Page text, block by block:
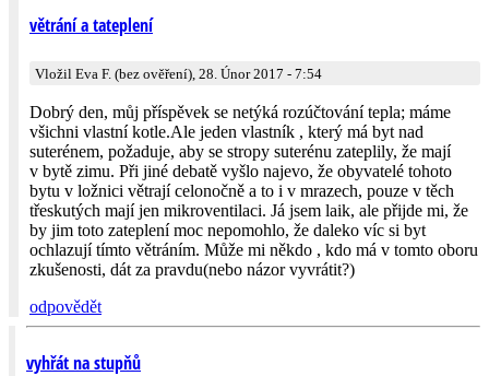
větrání a tateplení
Vložil Eva F. (bez ověření), 28. Únor 2017 - 7:54
Dobrý den, můj příspěvek se netýká rozúčtování tepla; máme
všichni vlastní kotle.Ale jeden vlastník , který má byt nad
suterénem, požaduje, aby se stropy suterénu zateplily, že mají
v bytě zimu. Při jiné debatě vyšlo najevo, že obyvatelé tohoto
bytu v ložnici větrají celonočně a to i v mrazech, pouze v těch
třeskutých mají jen mikroventilaci. Já jsem laik, ale přijde mi, že
by jim toto zateplení moc nepomohlo, že daleko víc si byt
ochlazují tímto větráním. Může mi někdo , kdo má v tomto oboru
zkušenosti, dát za pravdu(nebo názor vyvrátit?)
odpovědět
vyhřát na stupňů